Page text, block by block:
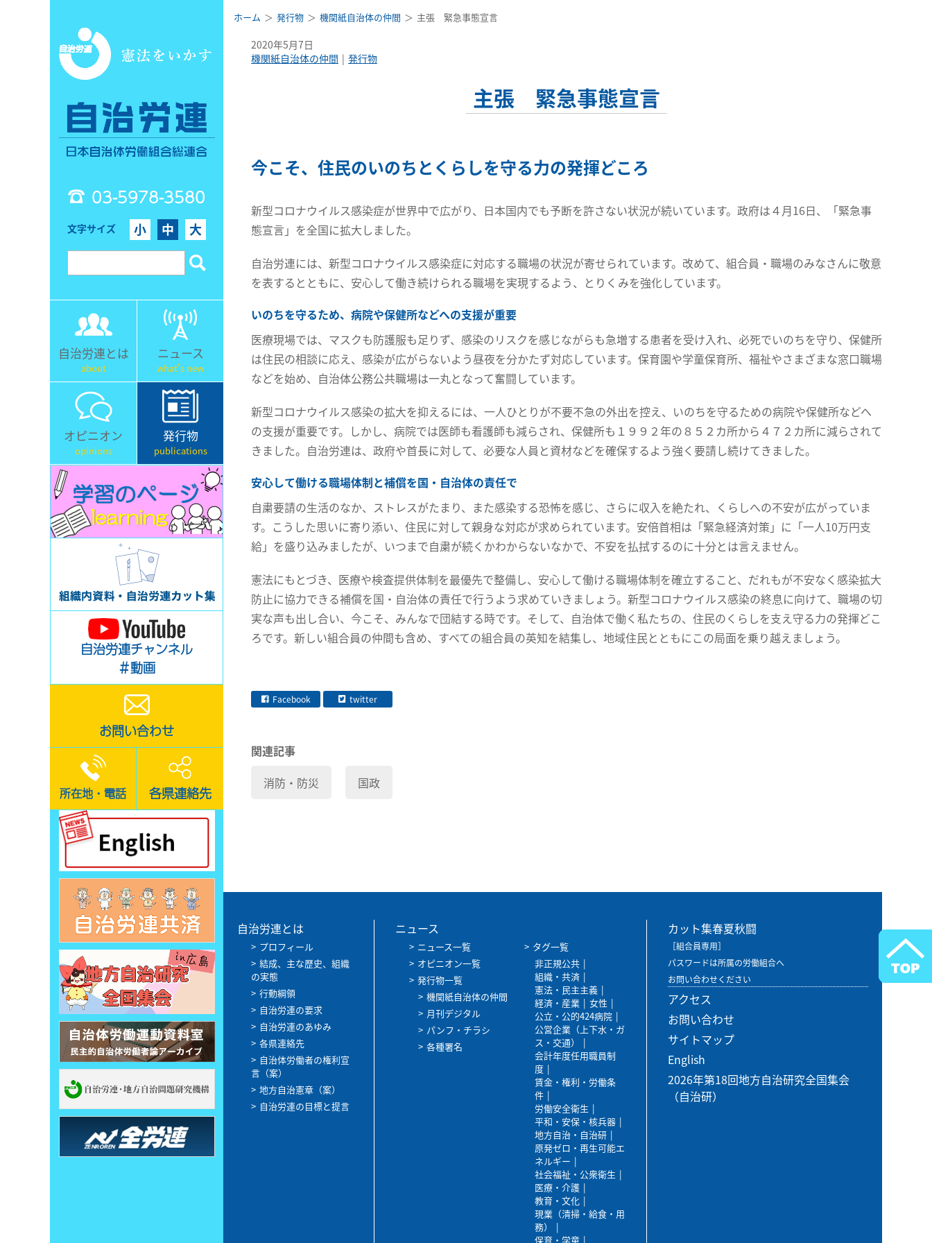
03-5978-3580
文字サイズ 小 中 大
自治労連とは
about
ニュース
what's new
オピニオン
opinions
発行物
publications
自治労連チャンネル
＃動画
お問い合わせ
所在地・電話 各県連絡先
ホーム 発行物 機関紙自治体の仲間 主張 緊急事態宣言
2020年5月7日
機関紙自治体の仲間
発行物
主張 緊急事態宣言
今こそ、住民のいのちとくらしを守る力の発揮どころ
新型コロナウイルス感染症が世界中で広がり、日本国内でも予断を許さない状況が続いています。政府は４月16日、「緊急事
態宣言」を全国に拡大しました。
自治労連には、新型コロナウイルス感染症に対応する職場の状況が寄せられています。改めて、組合員・職場のみなさんに敬意
を表するとともに、安心して働き続けられる職場を実現するよう、とりくみを強化しています。
いのちを守るため、病院や保健所などへの支援が重要
医療現場では、マスクも防護服も足りず、感染のリスクを感じながらも急増する患者を受け入れ、必死でいのちを守り、保健所
は住民の相談に応え、感染が広がらないよう昼夜を分かたず対応しています。保育園や学童保育所、福祉やさまざまな窓口職場
などを始め、自治体公務公共職場は一丸となって奮闘しています。
新型コロナウイルス感染の拡大を抑えるには、一人ひとりが不要不急の外出を控え、いのちを守るための病院や保健所などへ
の支援が重要です。しかし、病院では医師も看護師も減らされ、保健所も１９９２年の８５２カ所から４７２カ所に減らされて
きました。自治労連は、政府や首長に対して、必要な人員と資材などを確保するよう強く要請し続けてきました。
安心して働ける職場体制と補償を国・自治体の責任で
自粛要請の生活のなか、ストレスがたまり、また感染する恐怖を感じ、さらに収入を絶たれ、くらしへの不安が広がっていま
す。こうした思いに寄り添い、住民に対して親身な対応が求められています。安倍首相は「緊急経済対策」に「一人10万円支
給」を盛り込みましたが、いつまで自粛が続くかわからないなかで、不安を払拭するのに十分とは言えません。
憲法にもとづき、医療や検査提供体制を最優先で整備し、安心して働ける職場体制を確立すること、だれもが不安なく感染拡大
防止に協力できる補償を国・自治体の責任で行うよう求めていきましょう。新型コロナウイルス感染の終息に向けて、職場の切
実な声も出し合い、今こそ、みんなで団結する時です。そして、自治体で働く私たちの、住民のくらしを支え守る力の発揮どこ
ろです。新しい組合員の仲間も含め、すべての組合員の英知を結集し、地域住民とともにこの局面を乗り越えましょう。
Facebook twitter
関連記事
消防・防災
国政
自治労連とは
プロフィール
結成、主な歴史、組織
の実態
行動綱領
自治労連の要求
自治労連のあゆみ
各県連絡先
自治体労働者の権利宣
言（案）
地方自治憲章（案）
自治労連の目標と提言
ニュース
ニュース一覧
オピニオン一覧
発行物一覧
機関紙自治体の仲間
月刊デジタル
パンフ・チラシ
各種署名
タグ一覧
非正規公共
組織・共済
憲法・民主主義
経済・産業
女性
公立・公的424病院
公営企業（上下水・ガ
ス・交通）
会計年度任用職員制
度
賃金・権利・労働条
件
労働安全衛生
平和・安保・核兵器
地方自治・自治研
原発ゼロ・再生可能エ
ネルギー
社会福祉・公衆衛生
医療・介護
教育・文化
現業（清掃・給食・用
務）
保育・学童
カット集春夏秋闘
［組合員専用］
パスワードは所属の労働組合へ
お問い合わせください
アクセス
お問い合わせ
サイトマップ
English
2026年第18回地方自治研究全国集会
（自治研）